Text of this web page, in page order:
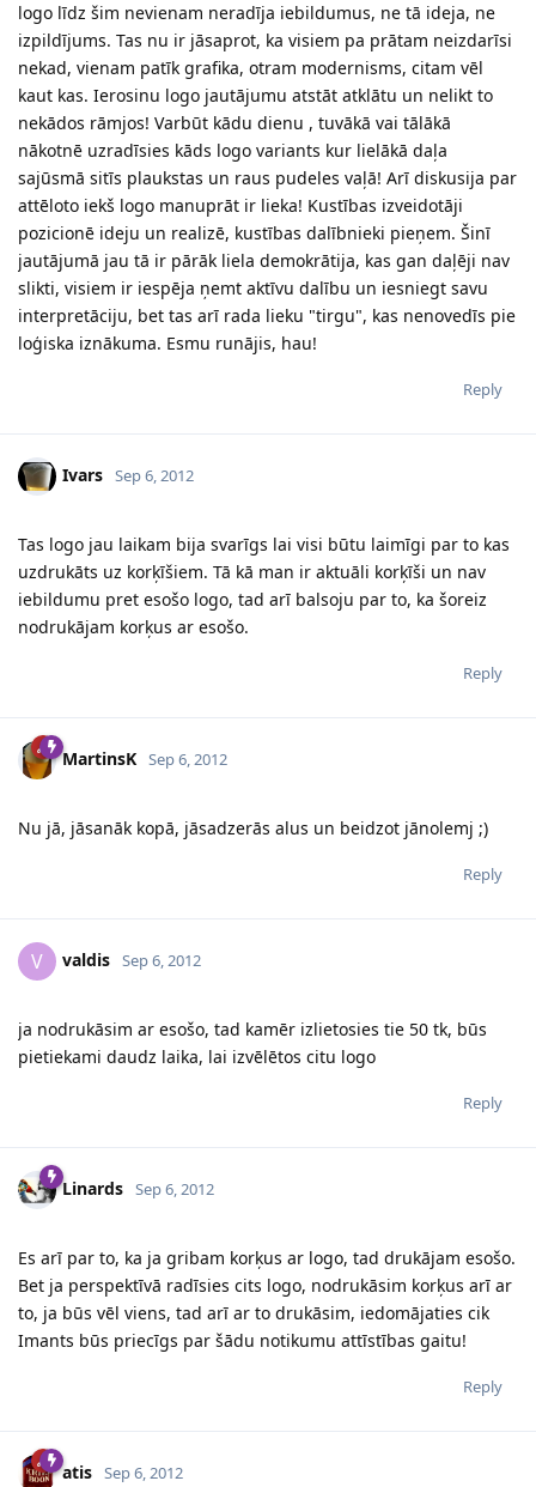
logo līdz šim nevienam neradīja iebildumus, ne tā ideja, ne
izpildījums. Tas nu ir jāsaprot, ka visiem pa prātam neizdarīsi
nekad, vienam patīk grafika, otram modernisms, citam vēl
kaut kas. Ierosinu logo jautājumu atstāt atklātu un nelikt to
nekādos rāmjos! Varbūt kādu dienu , tuvākā vai tālākā
nākotnē uzradīsies kāds logo variants kur lielākā daļa
sajūsmā sitīs plaukstas un raus pudeles vaļā! Arī diskusija par
attēloto iekš logo manuprāt ir lieka! Kustības izveidotāji
pozicionē ideju un realizē, kustības dalībnieki pieņem. Šinī
jautājumā jau tā ir pārāk liela demokrātija, kas gan daļēji nav
slikti, visiem ir iespēja ņemt aktīvu dalību un iesniegt savu
interpretāciju, bet tas arī rada lieku "tirgu", kas nenovedīs pie
loģiska iznākuma. Esmu runājis, hau!
Reply
Ivars Sep 6, 2012
Tas logo jau laikam bija svarīgs lai visi būtu laimīgi par to kas
uzdrukāts uz korķīšiem. Tā kā man ir aktuāli korķīši un nav
iebildumu pret esošo logo, tad arī balsoju par to, ka šoreiz
nodrukājam korķus ar esošo.
Reply
MartinsK Sep 6, 2012
Nu jā, jāsanāk kopā, jāsadzerās alus un beidzot jānolemj ;)
Reply
V valdis Sep 6, 2012
ja nodrukāsim ar esošo, tad kamēr izlietosies tie 50 tk, būs
pietiekami daudz laika, lai izvēlētos citu logo
Reply
Linards Sep 6, 2012
Es arī par to, ka ja gribam korķus ar logo, tad drukājam esošo.
Bet ja perspektīvā radīsies cits logo, nodrukāsim korķus arī ar
to, ja būs vēl viens, tad arī ar to drukāsim, iedomājaties cik
Imants būs priecīgs par šādu notikumu attīstības gaitu!
Reply
atis Sep 6, 2012